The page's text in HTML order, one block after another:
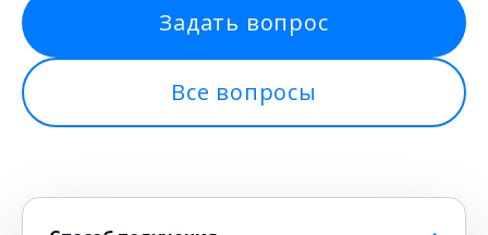
Задать вопрос
Все вопросы